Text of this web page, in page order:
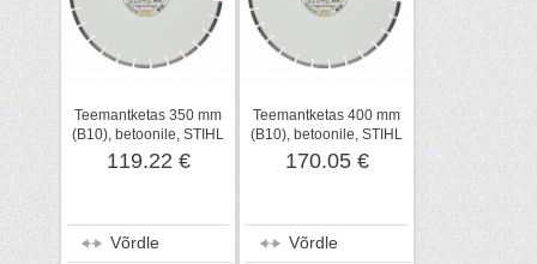
Teemantketas 350 mm
(B10), betoonile, STIHL
119.22 €
Võrdle
Teemantketas 400 mm
(B10), betoonile, STIHL
170.05 €
Võrdle